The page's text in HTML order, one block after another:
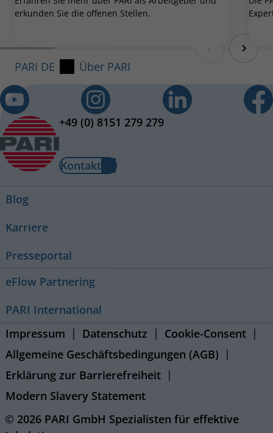
erkunden Sie die offenen Stellen.
PARI DE Über PARI
+49 (0) 8151 279 279
Kontakt
Blog
Karriere
Presseportal
eFlow Partnering
PARI International
Impressum
Datenschutz
Cookie-Consent
Allgemeine Geschäftsbedingungen (AGB)
Erklärung zur Barrierefreiheit
Modern Slavery Statement
© 2026 PARI GmbH Spezialisten für effektive